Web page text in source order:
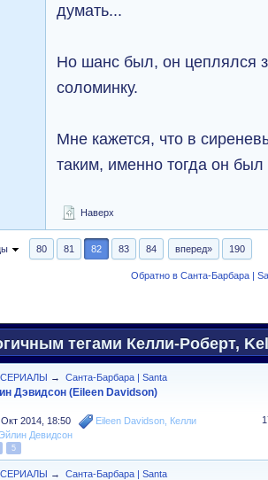
думать...
Но шанс был, он цеплялся
соломинку.
Мне кажется, что в
таким, именно тогда он
Наверх
80 81 82 83 84 вперед» 190
Обратно в Санта-Барбара |
тегами Келли-Роберт,
→
Санта-Барбара | Santa
Дэвидсон (Eileen Davidson)
2014, 18:50 Eileen Davidson Келли
Эйлин Девидсон
5
→
Санта-Барбара | Santa